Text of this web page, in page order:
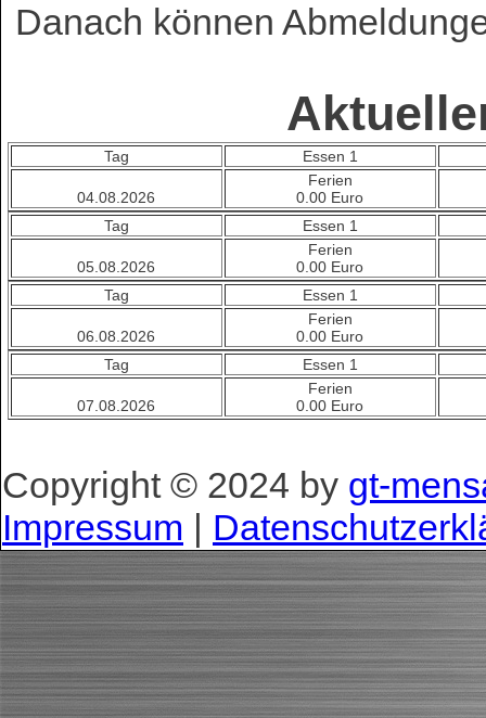
Danach können
Tag Essen 1
04.08.2026
Ferien
0.00 Euro
Tag
Essen 1
05.08.2026
Ferien
0.00 Euro
Tag
Essen 1
06.08.2026
Ferien
0.00 Euro
Tag
Essen 1
07.08.2026
Ferien
0.00 Euro
Copyright © 2024 by gt-
Impressum |